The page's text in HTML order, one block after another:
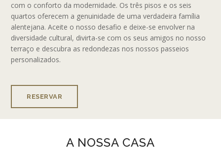
com o conforto da modernidade. Os três pisos e os seis
quartos oferecem a genuinidade de uma verdadeira família
alentejana. Aceite o nosso desafio e deixe-se envolver na
diversidade cultural, divirta-se com os seus amigos no nosso
terraço e descubra as redondezas nos nossos passeios
personalizados.
RESERVAR
A NOSSA CASA